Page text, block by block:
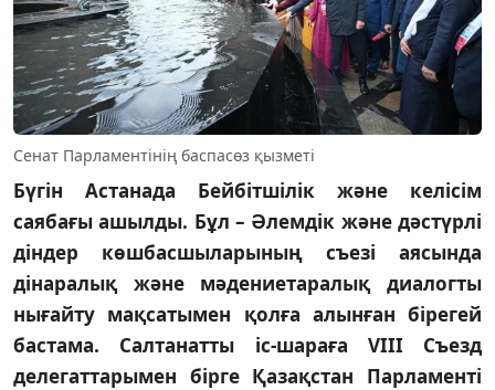
Сенат Парламентінің баспасөз қызметі
Бүгін Астанада Бейбітшілік және келісім
саябағы ашылды. Бұл – Әлемдік және дәстүрлі
діндер көшбасшыларының съезі аясында
дінаралық және мәдениетаралық диалогты
нығайту мақсатымен қолға алынған бірегей
бастама. Салтанатты іс-шараға VIII Съезд
делегаттарымен бірге Қазақстан Парламенті